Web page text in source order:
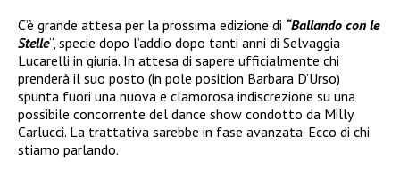
C’è grande attesa per la prossima edizione di “Ballando con le
Stelle“, specie dopo l’addio dopo tanti anni di Selvaggia
Lucarelli in giuria. In attesa di sapere ufficialmente chi
prenderà il suo posto (in pole position Barbara D’Urso)
spunta fuori una nuova e clamorosa indiscrezione su una
possibile concorrente del dance show condotto da Milly
Carlucci. La trattativa sarebbe in fase avanzata. Ecco di chi
stiamo parlando.